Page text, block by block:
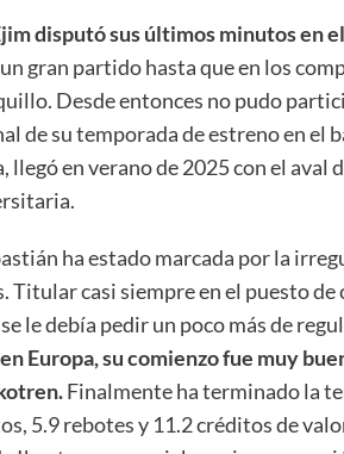
disputó sus últimos minutos en
gran partido hasta que en los
Desde entonces no pudo
de su temporada de estreno en el
llegó en verano de 2025 con el aval
ha estado marcada por la
Titular casi siempre en el puesto
le debía pedir un poco más de
Europa, su comienzo fue muy
Finalmente ha terminado la
5.9 rebotes y 11.2 créditos de